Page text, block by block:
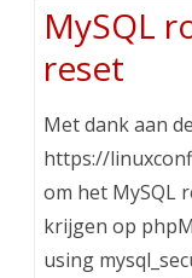
MySQL
reset
Met dank aan
https://
om het MySQL
krijgen op
using